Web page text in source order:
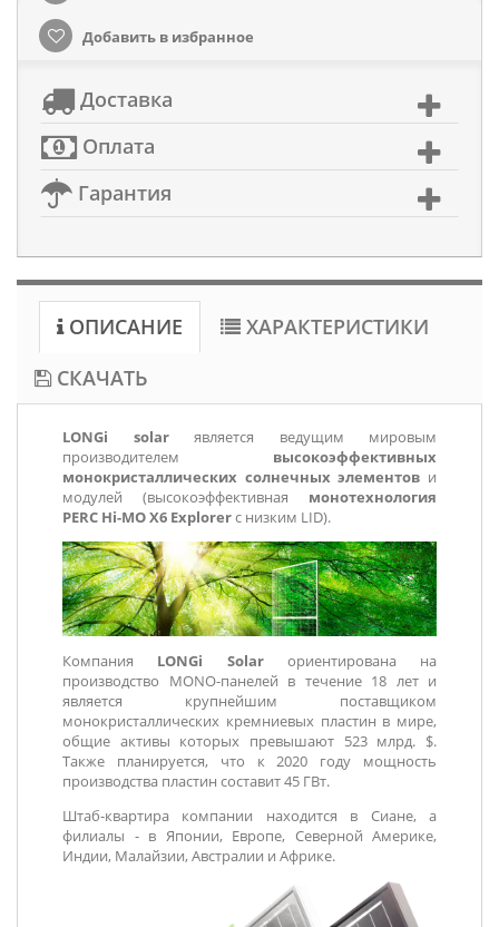
Добавить в избранное
Доставка
Оплата
Гарантия
ОПИСАНИЕ
ХАРАКТЕРИСТИКИ
СКАЧАТЬ
LONGi solarявляется ведущим мировым
производителем высокоэффективных
монокристаллических солнечных элементов и
модулей (высокоэффективная монотехнология
PERC Hi-MO X6 Explorerс низким LID).
Компания LONGi Solarориентирована на
производство MONO-панелей в течение 18 лет и
является крупнейшим поставщиком
монокристаллических кремниевых пластин в мире,
общие активы которых превышают 523 млрд. $.
Также планируется, что к 2020 году мощность
производства пластин составит 45 ГВт.
Штаб-квартира компании находится в Сиане, а
филиалы - в Японии, Европе, Северной Америке,
Индии, Малайзии, Австралии и Африке.